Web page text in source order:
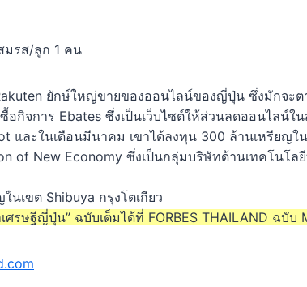
มรส/ลูก 1 คน
ยักษ์ใหญ่ขายของออนไลน์ของญี่ปุ่น ซึ่งมักจะ
อกิจการ Ebates ซึ่งเป็นเว็บไซต์ให้ส่วนลดออนไลน์
และในเดือนมีนาคม เขาได้ลงทุน 300 ล้านเหรียญ
of New Economy ซึ่งเป็นกลุ่มบริษัทด้านเทคโนโล
นเขต Shibuya กรุงโตเกียว
รษฐีญี่ปุ่น” ฉบับเต็มได้ที่ FORBES THAILAND ฉบับ